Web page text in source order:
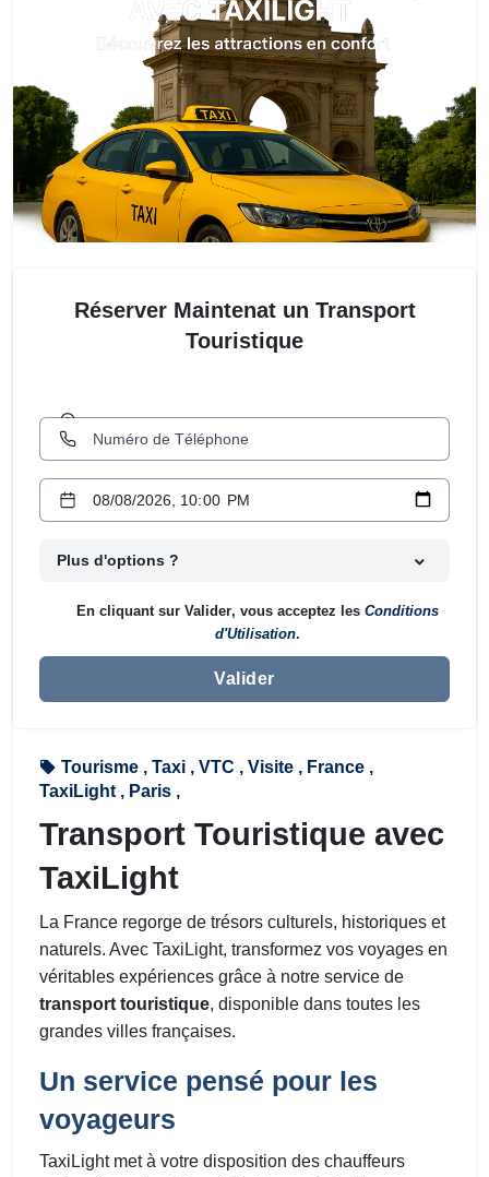
Réserver Maintenat un Transport
Touristique
Plus d'options ?
En cliquant sur Valider, vous acceptez les Conditions
d'Utilisation.
Valider
Tourisme , Taxi , VTC , Visite , France ,
TaxiLight , Paris ,
Transport Touristique avec
TaxiLight
La France regorge de trésors culturels, historiques et
naturels. Avec TaxiLight, transformez vos voyages en
véritables expériences grâce à notre service de
transport touristique, disponible dans toutes les
grandes villes françaises.
Un service pensé pour les
voyageurs
TaxiLight met à votre disposition des chauffeurs